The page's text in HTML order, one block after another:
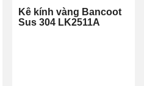
Kê kính vàng Bancoot
Sus 304 LK2511A